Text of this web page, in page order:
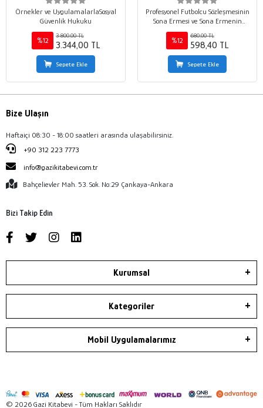
Örnekler ve UygulamalarlaSosyal
Güvenlik Hukuku
%12
3.800,00 TL
3.344,00 TL
Sepete Ekle
Profesyonel Futbolcu Sözleşmesinin
Sona Ermesi ve Sona Ermenin
Sonuçları
%12
680,00 TL
598,40 TL
Sepete Ekle
Bize Ulaşın
Haftaiçi 08:30 - 18:00 saatleri arasında ulaşabilirsiniz.
+90 312 223 7773
info@gazikitabevi.com.tr
Bahçelievler Mah. 53. Sok. No:29 Çankaya-Ankara
Bizi Takip Edin
Kurumsal
Kategoriler
Mobil Uygulamalarımız
© 2026 Gazi Kitabevi - Tüm Hakları Saklıdır